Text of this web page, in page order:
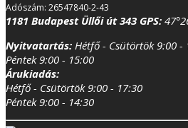
Adószám: 26547840-2-43
1181 Budapest Üllői út 343 GPS:
Nyitvatartás: Hétfő - Csütörtök 9:00 -
Péntek 9:00 - 15:00
Árukiadás:
Hétfő - Csütörtök 9:00 - 17:30
Péntek 9:00 - 14:30